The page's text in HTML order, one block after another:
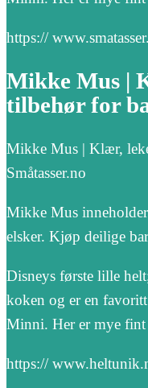
https://
Mikke Mus |
tilbehør for
Mikke Mus | Klær,
Småtasser.no
Mikke Mus
elsker. Kjøp deilige
Disneys første lille
koken og er en
Minni. Her er mye
https://